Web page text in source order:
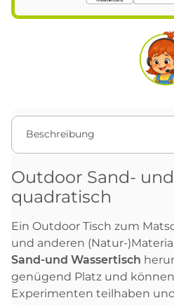
Beschreibung
Outdoor Sand-
quadratisch
Ein Outdoor Tisch zum
und anderen (Natur-
Sand-und Wassertisch
genügend Platz und
Experimenten teilhaben